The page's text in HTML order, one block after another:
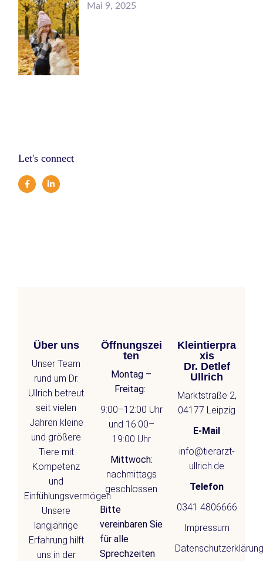
Mai 9, 2025
Let's connect
Über uns
Unser Team
rund um Dr.
Ullrich betreut
seit vielen
Jahren kleine
und größere
Tiere mit
Kompetenz
und
Einfühlungsvermögen.
Unsere
langjährige
Erfahrung hilft
uns in der
Öffnungszei
ten
Montag –
Freitag:
9:00–12:00 Uhr
und 16:00–
19:00 Uhr
Mittwoch:
nachmittags
geschlossen
Bitte
vereinbaren Sie
für alle
Sprechzeiten
Kleintierpra
xis
Dr. Detlef
Ullrich
Marktstraße 2,
04177 Leipzig
E-Mail
info@tierarzt-
ullrich.de
Telefon
0341 4806666
Impressum